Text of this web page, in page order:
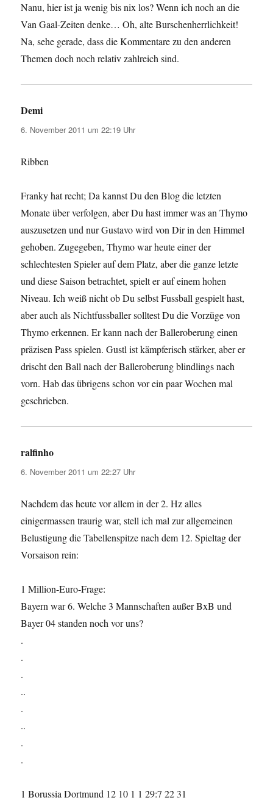
Nanu, hier ist ja wenig bis nix los? Wenn ich noch an die
Van Gaal-Zeiten denke… Oh, alte Burschenherrlichkeit!
Na, sehe gerade, dass die Kommentare zu den anderen
Themen doch noch relativ zahlreich sind.
Demi
6. November 2011 um 22:19 Uhr
Ribben
Franky hat recht; Da kannst Du den Blog die letzten
Monate über verfolgen, aber Du hast immer was an Thymo
auszusetzen und nur Gustavo wird von Dir in den Himmel
gehoben. Zugegeben, Thymo war heute einer der
schlechtesten Spieler auf dem Platz, aber die ganze letzte
und diese Saison betrachtet, spielt er auf einem hohen
Niveau. Ich weiß nicht ob Du selbst Fussball gespielt hast,
aber auch als Nichtfussballer solltest Du die Vorzüge von
Thymo erkennen. Er kann nach der Balleroberung einen
präzisen Pass spielen. Gustl ist kämpferisch stärker, aber er
drischt den Ball nach der Balleroberung blindlings nach
vorn. Hab das übrigens schon vor ein paar Wochen mal
geschrieben.
ralfinho
6. November 2011 um 22:27 Uhr
Nachdem das heute vor allem in der 2. Hz alles
einigermassen traurig war, stell ich mal zur allgemeinen
Belustigung die Tabellenspitze nach dem 12. Spieltag der
Vorsaison rein:
1 Million-Euro-Frage:
Bayern war 6. Welche 3 Mannschaften außer BxB und
Bayer 04 standen noch vor uns?
.
.
.
..
.
..
.
.
1 Borussia Dortmund 12 10 1 1 29:7 22 31